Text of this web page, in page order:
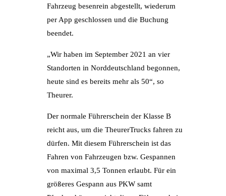
Fahrzeug besenrein abgestellt, wiederum
per App geschlossen und die Buchung
beendet.
„Wir haben im September 2021 an vier
Standorten in Norddeutschland begonnen,
heute sind es bereits mehr als 50“, so
Theurer.
Der normale Führerschein der Klasse B
reicht aus, um die TheurerTrucks fahren zu
dürfen. Mit diesem Führerschein ist das
Fahren von Fahrzeugen bzw. Gespannen
von maximal 3,5 Tonnen erlaubt. Für ein
größeres Gespann aus PKW samt